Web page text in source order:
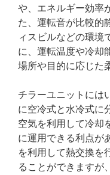
や、エネルギー効率
た、運転音が比較的
ィスビルなどの環境
に、運転温度や冷却
場所や目的に応じた
チラーユニットには
に空冷式と水冷式に
空気を利用して冷却
に運用できる利点が
を利用して熱交換を
ることができますが